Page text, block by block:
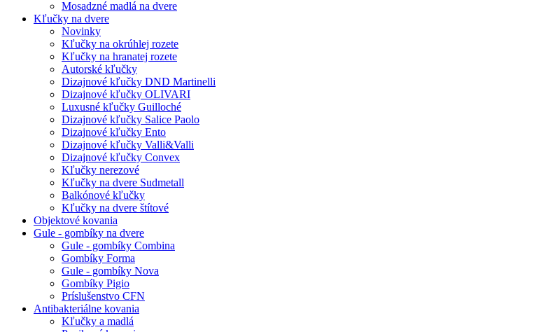
Mosadzné madlá na dvere
Kľučky na dvere
Novinky
Kľučky na okrúhlej rozete
Kľučky na hranatej rozete
Autorské kľučky
Dizajnové kľučky DND Martinelli
Dizajnové kľučky OLIVARI
Luxusné kľučky Guilloché
Dizajnové kľučky Salice Paolo
Dizajnové kľučky Ento
Dizajnové kľučky Valli&Valli
Dizajnové kľučky Convex
Kľučky nerezové
Kľučky na dvere Sudmetall
Balkónové kľučky
Kľučky na dvere štítové
Objektové kovania
Gule - gombíky na dvere
Gule - gombíky Combina
Gombíky Forma
Gule - gombíky Nova
Gombíky Pigio
Príslušenstvo CFN
Antibakteriálne kovania
Kľučky a madlá